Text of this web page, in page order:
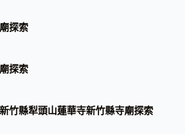
探索
探索
竹縣犁頭山蓮華寺新竹縣寺廟探索